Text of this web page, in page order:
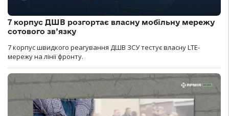
7 корпус ДШВ розгортає власну мобільну мережу
сотового зв’язку
7 корпус швидкого реагування ДШВ ЗСУ тестує власну LTE-
мережу на лінії фронту.